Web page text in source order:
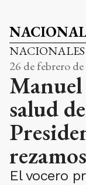
NACIONALES
26 de febrero
salud
El vocero